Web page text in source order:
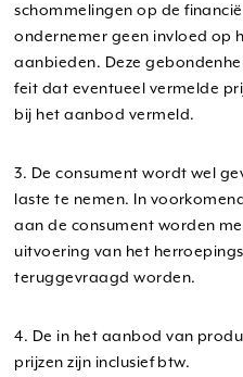
schommelingen op de
ondernemer geen invloed op
aanbieden. Deze
feit dat eventueel vermelde
bij het aanbod vermeld.
3. De consument wordt wel
laste te nemen. In
aan de consument worden
uitvoering van het
teruggevraagd worden.
4. De in het aanbod van
prijzen zijn inclusief btw.